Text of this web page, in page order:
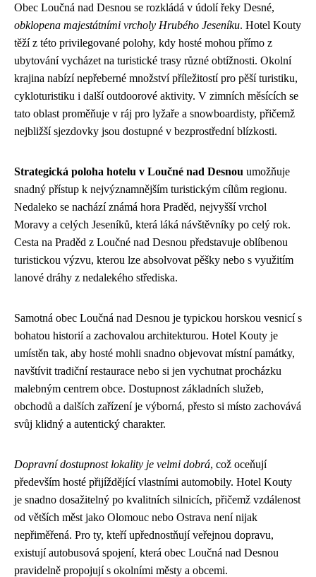
Obec Loučná nad Desnou se rozkládá v údolí řeky Desné,
obklopena majestátními vrcholy Hrubého Jeseníku. Hotel Kouty
těží z této privilegované polohy, kdy hosté mohou přímo z
ubytování vycházet na turistické trasy různé obtížnosti. Okolní
krajina nabízí nepřeberné množství příležitostí pro pěší turistiku,
cykloturistiku i další outdoorové aktivity. V zimních měsících se
tato oblast proměňuje v ráj pro lyžaře a snowboardisty, přičemž
nejbližší sjezdovky jsou dostupné v bezprostřední blízkosti.
Strategická poloha hotelu v Loučné nad Desnou umožňuje
snadný přístup k nejvýznamnějším turistickým cílům regionu.
Nedaleko se nachází známá hora Praděd, nejvyšší vrchol
Moravy a celých Jeseníků, která láká návštěvníky po celý rok.
Cesta na Praděd z Loučné nad Desnou představuje oblíbenou
turistickou výzvu, kterou lze absolvovat pěšky nebo s využitím
lanové dráhy z nedalekého střediska.
Samotná obec Loučná nad Desnou je typickou horskou vesnicí s
bohatou historií a zachovalou architekturou. Hotel Kouty je
umístěn tak, aby hosté mohli snadno objevovat místní památky,
navštívit tradiční restaurace nebo si jen vychutnat procházku
malebným centrem obce. Dostupnost základních služeb,
obchodů a dalších zařízení je výborná, přesto si místo zachovává
svůj klidný a autentický charakter.
Dopravní dostupnost lokality je velmi dobrá, což oceňují
především hosté přijíždějící vlastními automobily. Hotel Kouty
je snadno dosažitelný po kvalitních silnicích, přičemž vzdálenost
od větších měst jako Olomouc nebo Ostrava není nijak
nepřiměřená. Pro ty, kteří upřednostňují veřejnou dopravu,
existují autobusová spojení, která obec Loučná nad Desnou
pravidelně propojují s okolními městy a obcemi.